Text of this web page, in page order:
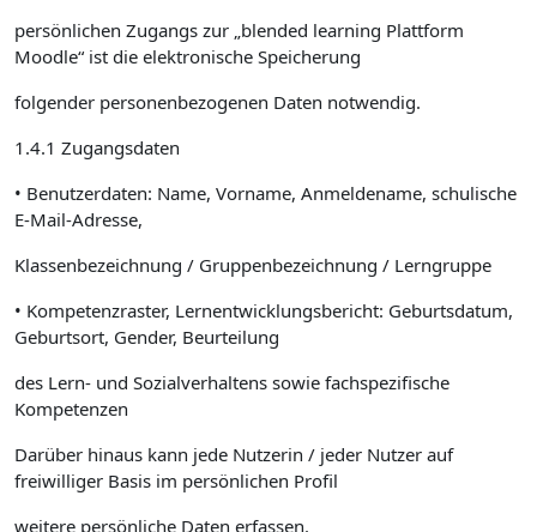
persönlichen Zugangs zur „blended learning Plattform
Moodle“ ist die elektronische Speicherung
folgender personenbezogenen Daten notwendig.
1.4.1 Zugangsdaten
• Benutzerdaten: Name, Vorname, Anmeldename, schulische
E-Mail-Adresse,
Klassenbezeichnung / Gruppenbezeichnung / Lerngruppe
• Kompetenzraster, Lernentwicklungsbericht: Geburtsdatum,
Geburtsort, Gender, Beurteilung
des Lern- und Sozialverhaltens sowie fachspezifische
Kompetenzen
Darüber hinaus kann jede Nutzerin / jeder Nutzer auf
freiwilliger Basis im persönlichen Profil
weitere persönliche Daten erfassen.